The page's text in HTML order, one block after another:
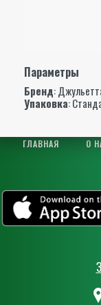
Параметры
Бренд:
Упаковка:
ГЛАВНАЯ О